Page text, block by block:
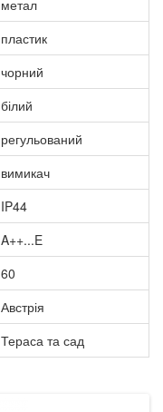
метал
пластик
чорний
білий
регульований
вимикач
IP44
A++...E
60
Австрія
Тераса та сад